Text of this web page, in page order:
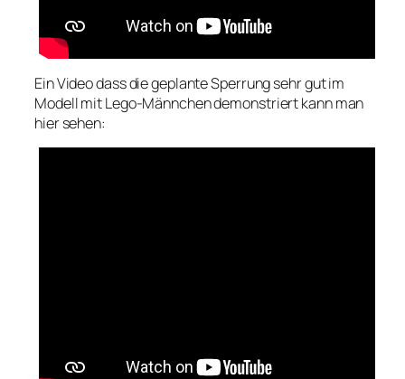
Ein Video dass die geplante Sperrung sehr gut im
Modell mit Lego-Männchen demonstriert kann man
hier sehen: